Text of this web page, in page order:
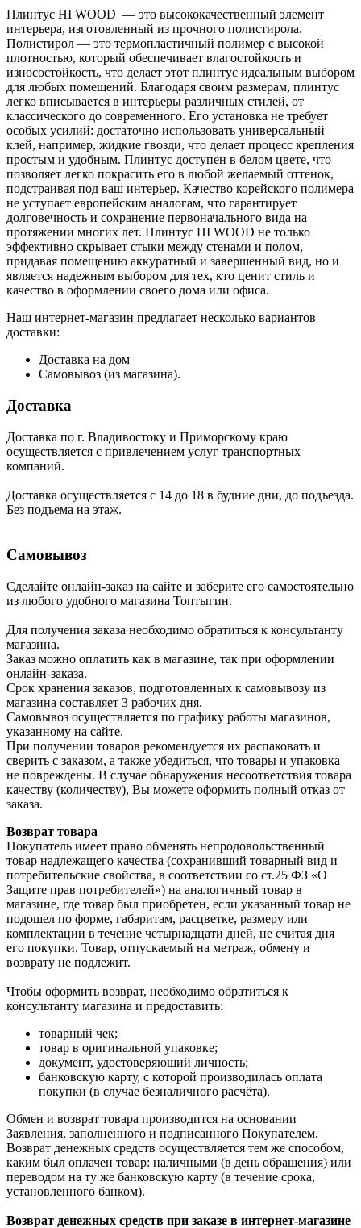
Плинтус HI WOOD — это высококачественный элемент
интерьера, изготовленный из прочного полистирола.
Полистирол — это термопластичный полимер с высокой
плотностью, который обеспечивает влагостойкость и
износостойкость, что делает этот плинтус идеальным выбором
для любых помещений. Благодаря своим размерам, плинтус
легко вписывается в интерьеры различных стилей, от
классического до современного. Его установка не требует
особых усилий: достаточно использовать универсальный
клей, например, жидкие гвозди, что делает процесс крепления
простым и удобным. Плинтус доступен в белом цвете, что
позволяет легко покрасить его в любой желаемый оттенок,
подстраивая под ваш интерьер. Качество корейского полимера
не уступает европейским аналогам, что гарантирует
долговечность и сохранение первоначального вида на
протяжении многих лет. Плинтус HI WOOD не только
эффективно скрывает стыки между стенами и полом,
придавая помещению аккуратный и завершенный вид, но и
является надежным выбором для тех, кто ценит стиль и
качество в оформлении своего дома или офиса.
Наш интернет-магазин предлагает несколько вариантов
доставки:
Доставка на дом
Самовывоз (из магазина).
Доставка
Доставка по г. Владивостоку и Приморскому краю
осуществляется с привлечением услуг транспортных
компаний.
Доставка осуществляется с 14 до 18 в будние дни, до подъезда.
Без подъема на этаж.
Самовывоз
Сделайте онлайн-заказ на сайте и заберите его самостоятельно
из любого удобного магазина Топтыгин.
Для получения заказа необходимо обратиться к консультанту
магазина.
Заказ можно оплатить как в магазине, так при оформлении
онлайн-заказа.
Срок хранения заказов, подготовленных к самовывозу из
магазина составляет 3 рабочих дня.
Самовывоз осуществляется по графику работы магазинов,
указанному на сайте.
При получении товаров рекомендуется их распаковать и
сверить с заказом, а также убедиться, что товары и упаковка
не повреждены. В случае обнаружения несоответствия товара
качеству (количеству), Вы можете оформить полный отказ от
заказа.
Возврат товара
Покупатель имеет право обменять непродовольственный
товар надлежащего качества (сохранивший товарный вид и
потребительские свойства, в соответствии со ст.25 ФЗ «О
Защите прав потребителей») на аналогичный товар в
магазине, где товар был приобретен, если указанный товар не
подошел по форме, габаритам, расцветке, размеру или
комплектации в течение четырнадцати дней, не считая дня
его покупки. Товар, отпускаемый на метраж, обмену и
возврату не подлежит.
Чтобы оформить возврат, необходимо обратиться к
консультанту магазина и предоставить:
товарный чек;
товар в оригинальной упаковке;
документ, удостоверяющий личность;
банковскую карту, с которой производилась оплата
покупки (в случае безналичного расчёта).
Обмен и возврат товара производится на основании
Заявления, заполненного и подписанного Покупателем.
Возврат денежных средств осуществляется тем же способом,
каким был оплачен товар: наличными (в день обращения) или
переводом на ту же банковскую карту (в течение срока,
установленного банком).
Возврат денежных средств при заказе в интернет-магазине